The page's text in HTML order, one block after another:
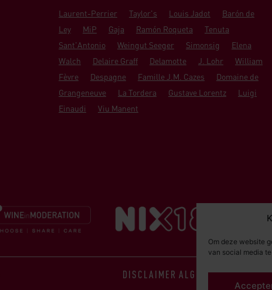
Om deze website
van social media
Laurent-Perrier Taylor's Louis Jadot
Barón de
Ley
MiP Gaja Ramón Roqueta
Tenuta
Sant'Antonio
Weingut Seeger Simonsig
Elena
Walch
Delaire Graff Delamotte J. Lohr
William
Fèvre
Despagne Famille J.M. Cazes
Domaine de
Grangeneuve
La Tordera Gustave Lorentz
Luigi
Einaudi
Viu Manent
DISCLAIMER ALGEMENE